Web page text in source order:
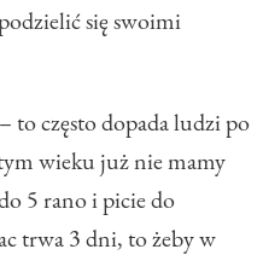
się swoimi
to często dopada ludzi po
wieku już nie mamy
5 rano i picie do
trwa 3 dni, to żeby w